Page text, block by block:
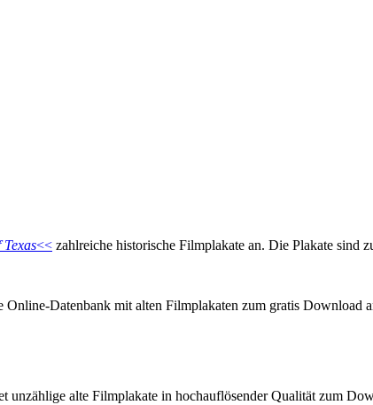
<< zahlreiche historische Filmplakate an. Die Plakate sind
Datenbank mit alten Filmplakaten zum gratis Download
alte Filmplakate in hochauflösender Qualität zum